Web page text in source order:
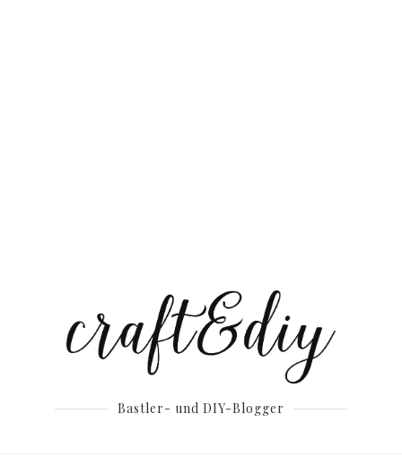
Bastler- und DIY-Blogger